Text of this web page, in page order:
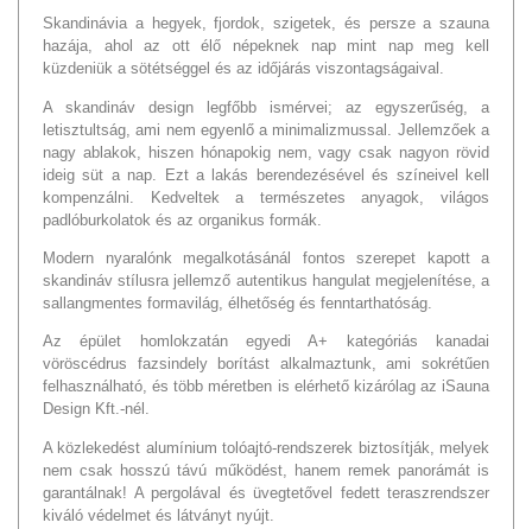
Skandinávia a hegyek, fjordok, szigetek, és persze a szauna
hazája, ahol az ott élő népeknek nap mint nap meg kell
küzdeniük a sötétséggel és az időjárás viszontagságaival.
A skandináv design legfőbb ismérvei; az egyszerűség, a
letisztultság, ami nem egyenlő a minimalizmussal. Jellemzőek a
nagy ablakok, hiszen hónapokig nem, vagy csak nagyon rövid
ideig süt a nap. Ezt a lakás berendezésével és színeivel kell
kompenzálni. Kedveltek a természetes anyagok, világos
padlóburkolatok és az organikus formák.
Modern nyaralónk megalkotásánál fontos szerepet kapott a
skandináv stílusra jellemző autentikus hangulat megjelenítése, a
sallangmentes formavilág, élhetőség és fenntarthatóság.
Az épület homlokzatán egyedi A+ kategóriás kanadai
vöröscédrus fazsindely borítást alkalmaztunk, ami sokrétűen
felhasználható, és több méretben is elérhető kizárólag az iSauna
Design Kft.-nél.
A közlekedést alumínium tolóajtó-rendszerek biztosítják, melyek
nem csak hosszú távú működést, hanem remek panorámát is
garantálnak! A pergolával és üvegtetővel fedett teraszrendszer
kiváló védelmet és látványt nyújt.